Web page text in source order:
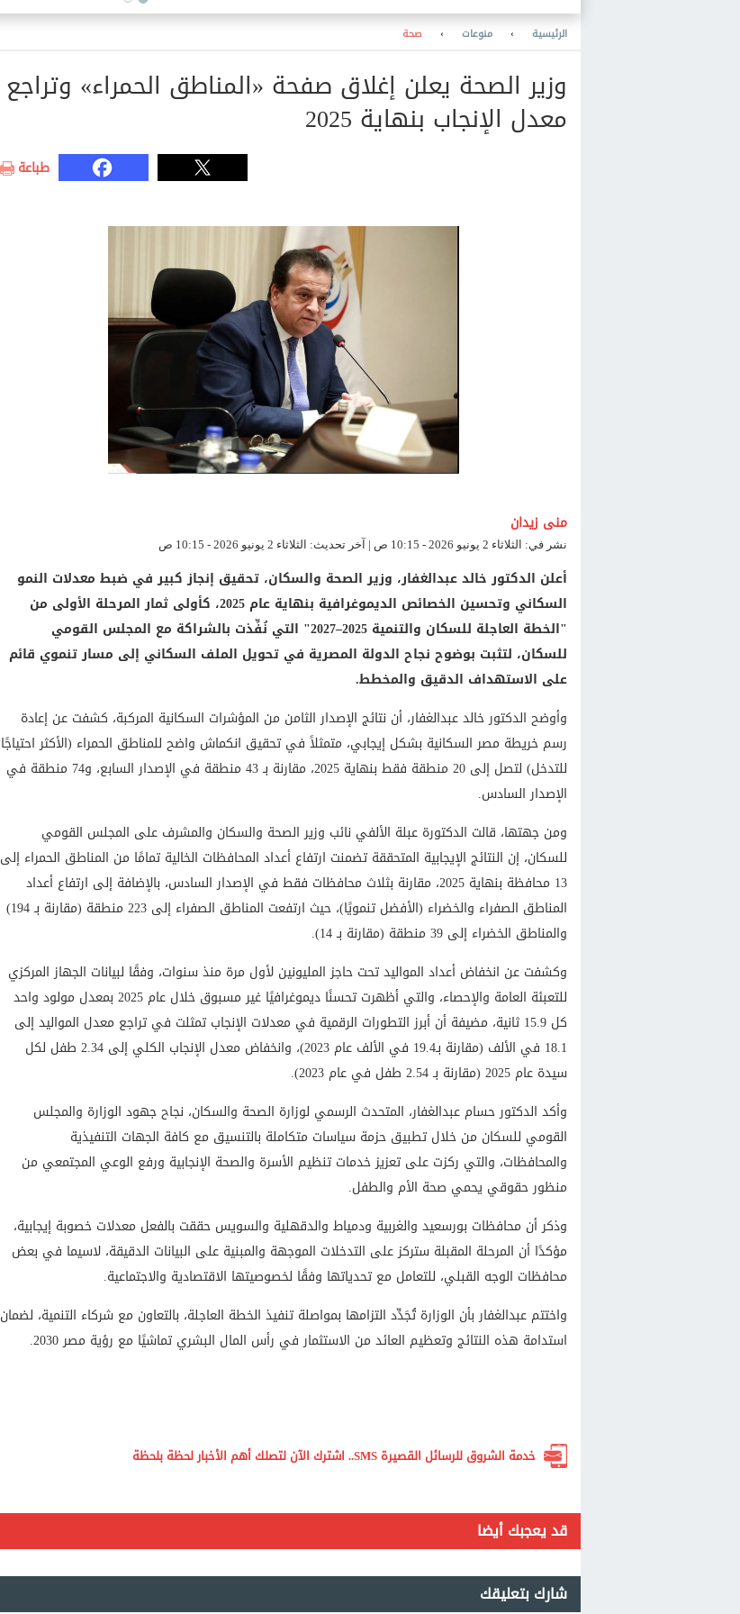
والتعليم
الرئيسية › منوعات › صحة
وزير الصحة يعلن إغلاق صفحة «المناطق الحمراء» وتراجع
معدل الإنجاب بنهاية 2025
طباعة
منى زيدان
نشر في: الثلاثاء 2 يونيو 2026 - 10:15 ص | آخر تحديث: الثلاثاء 2 يونيو 2026 - 10:15 ص
أعلن الدكتور خالد عبدالغفار، وزير الصحة والسكان، تحقيق إنجاز كبير في ضبط معدلات النمو
السكاني وتحسين الخصائص الديموغرافية بنهاية عام 2025، كأولى ثمار المرحلة الأولى من
"الخطة العاجلة للسكان والتنمية 2025–2027" التي نُفِّذت بالشراكة مع المجلس القومي
للسكان، لتثبت بوضوح نجاح الدولة المصرية في تحويل الملف السكاني إلى مسار تنموي قائم
على الاستهداف الدقيق والمخطط.
وأوضح الدكتور خالد عبدالغفار، أن نتائج الإصدار الثامن من المؤشرات السكانية المركبة، كشفت عن إعادة
رسم خريطة مصر السكانية بشكل إيجابي، متمثلاً في تحقيق انكماش واضح للمناطق الحمراء (الأكثر احتياجًا
للتدخل) لتصل إلى 20 منطقة فقط بنهاية 2025، مقارنة بـ 43 منطقة في الإصدار السابع، و74 منطقة في
الإصدار السادس.
ومن جهتها، قالت الدكتورة عبلة الألفي نائب وزير الصحة والسكان والمشرف على المجلس القومي
للسكان، إن النتائج الإيجابية المتحققة تضمنت ارتفاع أعداد المحافظات الخالية تمامًا من المناطق الحمراء إلى
13 محافظة بنهاية 2025، مقارنة بثلاث محافظات فقط في الإصدار السادس، بالإضافة إلى ارتفاع أعداد
المناطق الصفراء والخضراء (الأفضل تنمويًا)، حيث ارتفعت المناطق الصفراء إلى 223 منطقة (مقارنة بـ 194)
والمناطق الخضراء إلى 39 منطقة (مقارنة بـ 14).
وكشفت عن انخفاض أعداد المواليد تحت حاجز المليونين لأول مرة منذ سنوات، وفقًا لبيانات الجهاز المركزي
للتعبئة العامة والإحصاء، والتي أظهرت تحسنًا ديموغرافيًا غير مسبوق خلال عام 2025 بمعدل مولود واحد
كل 15.9 ثانية، مضيفة أن أبرز التطورات الرقمية في معدلات الإنجاب تمثلت في تراجع معدل المواليد إلى
18.1 في الألف (مقارنة بـ19.4 في الألف عام 2023)، وانخفاض معدل الإنجاب الكلي إلى 2.34 طفل لكل
سيدة عام 2025 (مقارنة بـ 2.54 طفل في عام 2023).
وأكد الدكتور حسام عبدالغفار، المتحدث الرسمي لوزارة الصحة والسكان، نجاح جهود الوزارة والمجلس
القومي للسكان من خلال تطبيق حزمة سياسات متكاملة بالتنسيق مع كافة الجهات التنفيذية
والمحافظات، والتي ركزت على تعزيز خدمات تنظيم الأسرة والصحة الإنجابية ورفع الوعي المجتمعي من
منظور حقوقي يحمي صحة الأم والطفل.
وذكر أن محافظات بورسعيد والغربية ودمياط والدقهلية والسويس حققت بالفعل معدلات خصوبة إيجابية،
مؤكدًا أن المرحلة المقبلة ستركز على التدخلات الموجهة والمبنية على البيانات الدقيقة، لاسيما في بعض
محافظات الوجه القبلي، للتعامل مع تحدياتها وفقًا لخصوصيتها الاقتصادية والاجتماعية.
واختتم عبدالغفار بأن الوزارة تُجَدِّد التزامها بمواصلة تنفيذ الخطة العاجلة، بالتعاون مع شركاء التنمية، لضمان
استدامة هذه النتائج وتعظيم العائد من الاستثمار في رأس المال البشري تماشيًا مع رؤية مصر 2030.
خدمة الشروق للرسائل القصيرة SMS.. اشترك الآن لتصلك أهم الأخبار لحظة بلحظة
قد يعجبك أيضا
شارك بتعليقك